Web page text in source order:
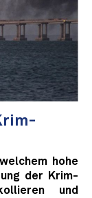
hohe
der Krim-
und